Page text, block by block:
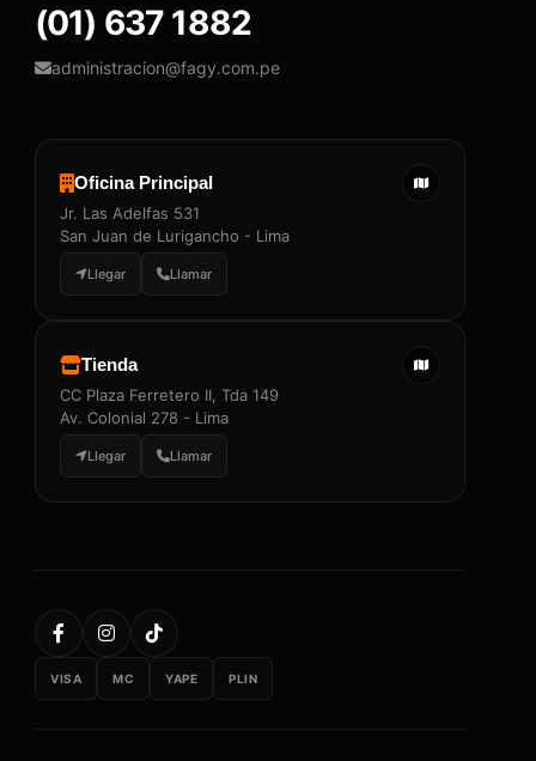
(01) 637 1882
administracion@fagy.com.pe
Oficina Principal
Jr. Las Adelfas 531
San Juan de Lurigancho - Lima
Llegar Llamar
Tienda
CC Plaza Ferretero II, Tda 149
Av. Colonial 278 - Lima
Llegar Llamar
VISA MC YAPE PLIN